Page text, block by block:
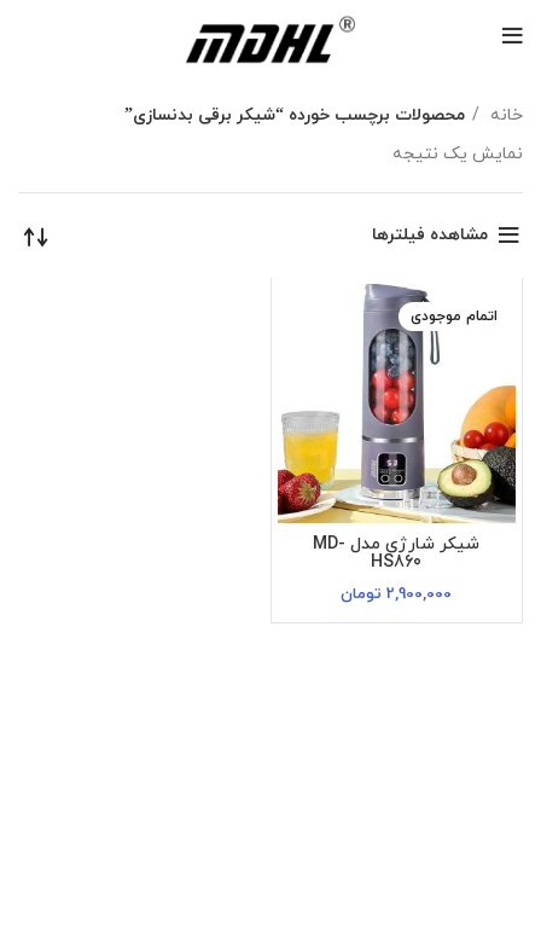
خانه
محصولات برچسب خورده “شیکر برقی بدنسازی”
نمایش یک نتیجه
مشاهده فیلترها
اتمام موجودی
شیکر شارژی مدل MD-
HS860
2,900,000 تومان